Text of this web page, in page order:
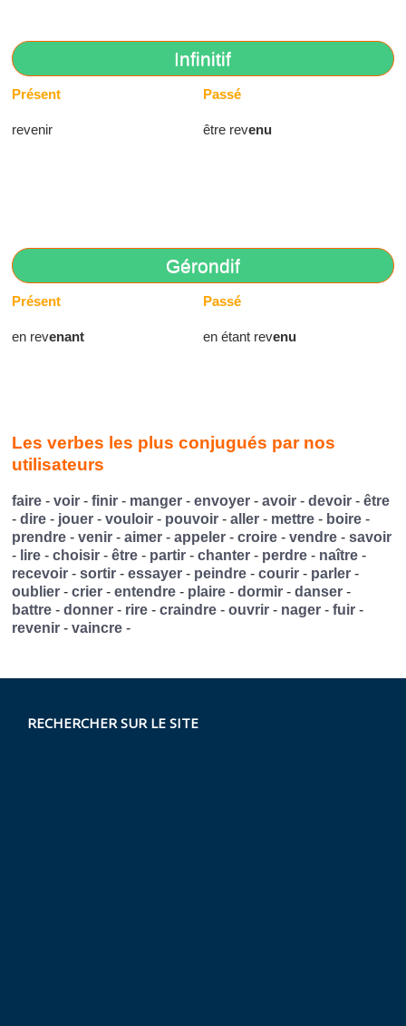
Infinitif
Présent
revenir
Passé
être revenu
Gérondif
Présent
en revenant
Passé
en étant revenu
Les verbes les plus conjugués par nos
utilisateurs
faire -voir -finir - manger -envoyer -avoir -devoir -être
-dire - jouer -vouloir - pouvoir -aller - mettre - boire -
prendre -venir -aimer -appeler -croire -vendre -savoir
- lire -choisir -être - partir -chanter - perdre - naître -
recevoir -sortir -essayer - peindre -courir - parler -
oublier -crier -entendre - plaire -dormir -danser -
battre -donner - rire -craindre -ouvrir - nager -fuir -
revenir -vaincre -
RECHERCHER SUR LE SITE